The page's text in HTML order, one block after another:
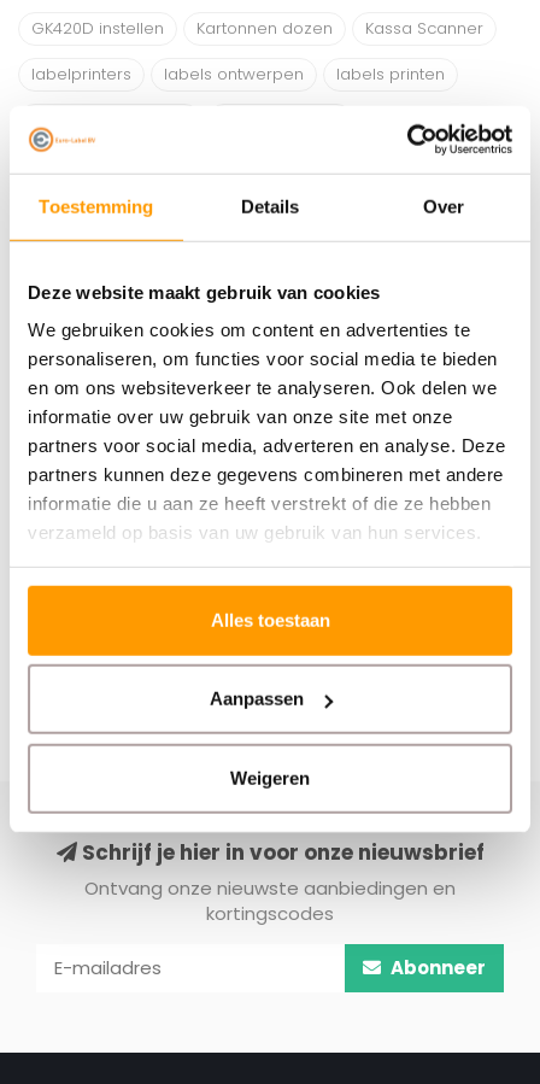
Toestemming Details Over
Deze website maakt gebruik van cookies
We gebruiken cookies om content en advertenties te
personaliseren, om functies voor social media te bieden
en om ons websiteverkeer te analyseren. Ook delen we
informatie over uw gebruik van onze site met onze
partners voor social media, adverteren en analyse. Deze
partners kunnen deze gegevens combineren met andere
informatie die u aan ze heeft verstrekt of die ze hebben
verzameld op basis van uw gebruik van hun services.
Alles toestaan
Aanpassen
Weigeren
GK420D instellen Kartonnen dozen
Kassa Scanner
labelprinters
labels ontwerpen
labels printen
zd410 on Windows
Zd421d
Zebra firmware update
Nieuwsbrief
Ontvang onze nieuwste aanbiedingen en
kortingscodes
Abonneer
Pagina1van 1
Schrijf je hier in voor onze nieuwsbrief
Ontvang onze nieuwste aanbiedingen en
kortingscodes
Abonneer